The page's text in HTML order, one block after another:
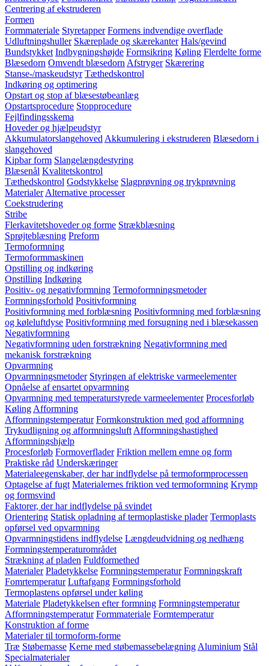
Centrering af ekstruderen
Formen
Formmateriale Styretapper Formens indvendige overflade
Udluftningshuller Skæreplade og skærekanter Hals/gevind
Bundstykket Indbygningshøjde Formsikring Køling Flerdelte forme
Blæsedorn Omvendt blæsedorn Afstryger Skærering
Stanse-/maskeudstyr Tæthedskontrol
Indkøring og optimering
Opstart og stop af blæsestøbeanlæg
Opstartsprocedure Stopprocedure
Fejlfindingsskema
Hoveder og hjælpeudstyr
Akkumulatorslangehoved Akkumulering i ekstruderen Blæsedorn i
slangehoved
Kipbar form Slangelængdestyring
Blæsenål Kvalitetskontrol
Tæthedskontrol Godstykkelse Slagprøvning og trykprøvning
Materialer Alternative processer
Coekstrudering
Stribe
Flerkavitetshoveder og forme Strækblæsning
Sprøjteblæsning Preform
Termoformning
Termoformmaskinen
Opstilling og indkøring
Opstilling Indkøring
Positiv- og negativformning Termoformningsmetoder
Formningsforhold Positivformning
Positivformning med forblæsning Positivformning med forblæsning
og køleluftdyse Positivformning med forsugning ned i blæsekassen
Negativformning
Negativformning uden forstrækning Negativformning med
mekanisk forstrækning
Opvarmning
Opvarmningsmetoder Styringen af elektriske varmeelementer
Opnåelse af ensartet opvarmning
Opvarmning med temperaturstyrede varmeelementer Procesforløb
Køling Afformning
Afformningstemperatur Formkonstruktion med god afformning
Trykudligning og afformningsluft Afformningshastighed
Afformningshjælp
Procesforløb Formoverflader Friktion mellem emne og form
Praktiske råd Underskæringer
Materialeegenskaber, der har indflydelse på termoformprocessen
Optagelse af fugt Materialernes friktion ved termoformning Krymp
og formsvind
Faktorer, der har indflydelse på svindet
Orientering Statisk opladning af termoplastiske plader Termoplasts
opførsel ved opvarmning
Opvarmningstidens indflydelse Længdeudvidning og nedhæng
Formningstemperaturområdet
Strækning af pladen Fuldformethed
Materialer Pladetykkelse Formningstemperatur Formningskraft
Fomrtemperatur Luftafgang Formningsforhold
Termoplastens opførsel under køling
Materiale Pladetykkelsen efter formning Formningstemperatur
Afformningstemperatur Formmateriale Formtemperatur
Konstruktion af forme
Materialer til tormoform-forme
Træ Støbemasse Kerne med støbemassebelægning Aluminium Stål
Specialmaterialer